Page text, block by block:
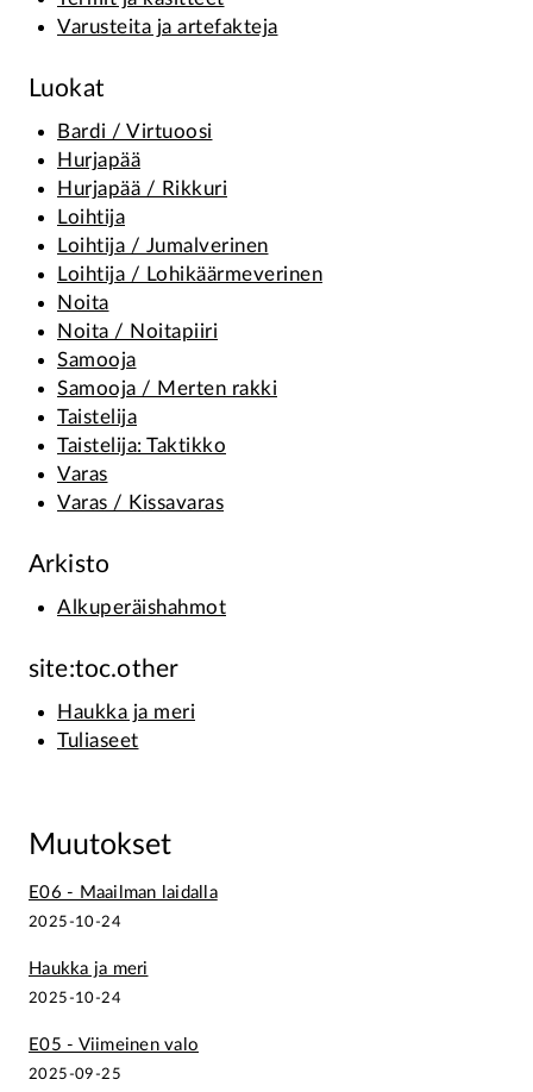
Varusteita ja artefakteja
Luokat
Bardi / Virtuoosi
Hurjapää
Hurjapää / Rikkuri
Loihtija
Loihtija / Jumalverinen
Loihtija / Lohikäärmeverinen
Noita
Noita / Noitapiiri
Samooja
Samooja / Merten rakki
Taistelija
Taistelija: Taktikko
Varas
Varas / Kissavaras
Arkisto
Alkuperäishahmot
site:toc.other
Haukka ja meri
Tuliaseet
Muutokset
E06 - Maailman laidalla
2025-10-24
Haukka ja meri
2025-10-24
E05 - Viimeinen valo
2025-09-25